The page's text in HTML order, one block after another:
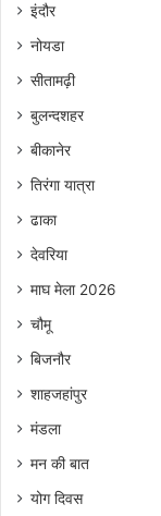
इंदौर
नोयडा
सीतामढ़ी
बुलन्दशहर
बीकानेर
तिरंगा यात्रा
ढाका
देवरिया
माघ मेला 2026
चौमू
बिजनौर
शाहजहांपुर
मंडला
मन की बात
योग दिवस